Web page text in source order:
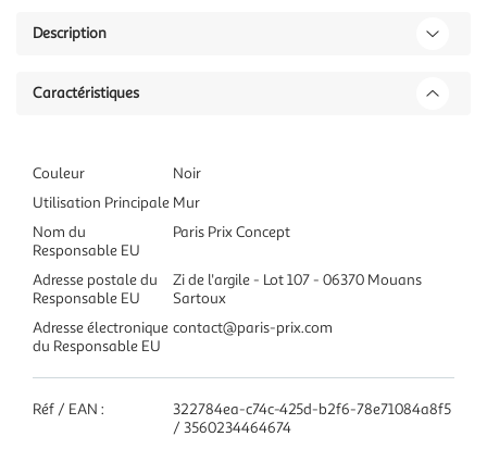
Description
Caractéristiques
Couleur
Noir
Utilisation Principale Mur
Nom du
Responsable EU
Paris Prix Concept
Adresse postale du
Responsable EU
Zi de l'argile - Lot 107 - 06370 Mouans
Sartoux
Adresse électronique
du Responsable EU
contact@paris-prix.com
Réf / EAN :
322784ea-c74c-425d-b2f6-78e71084a8f5
/ 3560234464674